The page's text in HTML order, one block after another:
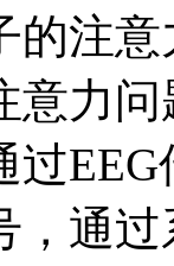
的注
意力
过
，通